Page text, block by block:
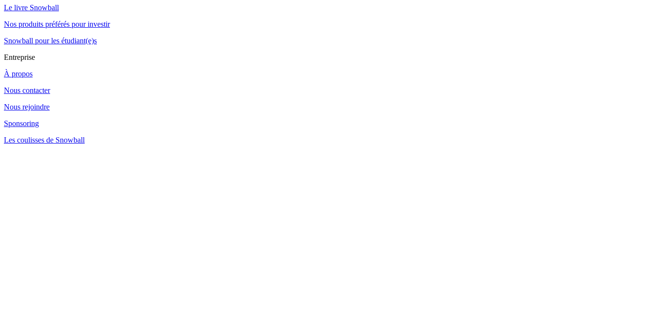
Le livre Snowball
Nos produits préférés pour investir
Snowball pour les étudiant(e)s
Entreprise
À propos
Nous contacter
Nous rejoindre
Sponsoring
Les coulisses de Snowball